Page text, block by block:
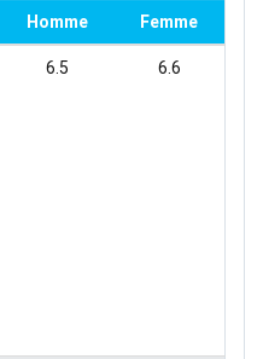
Homme Femme
6.5 6.6